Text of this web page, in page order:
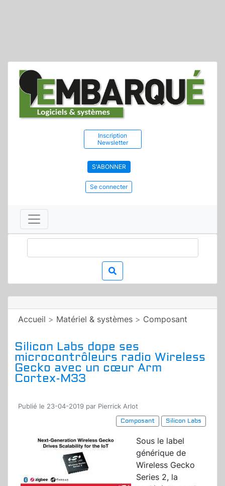
Inscription
Newsletter
S'ABONNER
Se connecter
Accueil > Matériel & systèmes > Composant
Silicon Labs dope ses
microcontrôleurs radio Wireless
Gecko avec un cœur Arm
Cortex-M33
Publié le 23-04-2019 par Pierrick Arlot
Composant
Silicon Labs
Sous le label
générique de
Wireless Gecko
Series 2, la